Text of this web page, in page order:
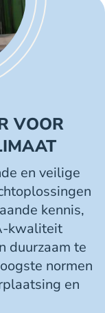
VOOR
en veilige
kennis,
kwaliteit
duurzaam te
normen
en